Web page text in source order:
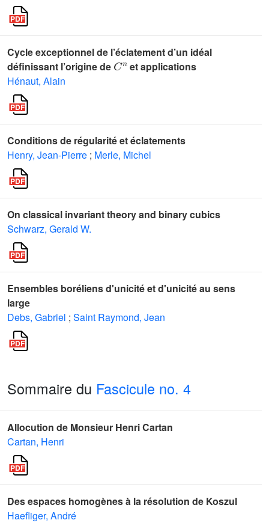
Cycle exceptionnel de l’éclatement d’un idéal
définissant l’origine de
Cn
et applications
Hénaut, Alain
Conditions de régularité et éclatements
Henry, Jean-Pierre ; Merle, Michel
On classical invariant theory and binary cubics
Schwarz, Gerald W.
Ensembles boréliens d'unicité et d'unicité au sens
large
Debs, Gabriel ; Saint Raymond, Jean
Sommaire du Fascicule no. 4
Allocution de Monsieur Henri Cartan
Cartan, Henri
Des espaces homogènes à la résolution de Koszul
Haefliger, André